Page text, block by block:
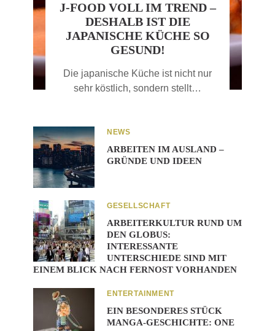
J-FOOD VOLL IM TREND –
DESHALB IST DIE
JAPANISCHE KÜCHE SO
GESUND!
Die japanische Küche ist nicht nur
sehr köstlich, sondern stellt…
NEWS
ARBEITEN IM AUSLAND –
GRÜNDE UND IDEEN
GESELLSCHAFT
ARBEITERKULTUR RUND UM
DEN GLOBUS:
INTERESSANTE
UNTERSCHIEDE SIND MIT
EINEM BLICK NACH FERNOST VORHANDEN
ENTERTAINMENT
EIN BESONDERES STÜCK
MANGA-GESCHICHTE: ONE